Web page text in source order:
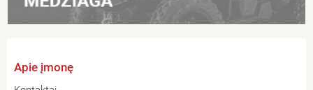
Apie įmonę